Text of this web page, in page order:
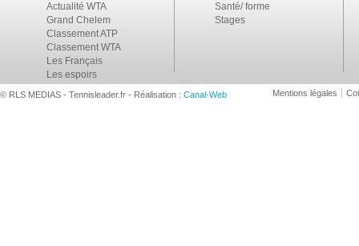
Actualité WTA
Grand Chelem
Classement ATP
Classement WTA
Les Français
Les espoirs
Santé/ forme
Stages
© RLS MEDIAS - Tennisleader.fr - Réalisation : Canal-Web Mentions légales